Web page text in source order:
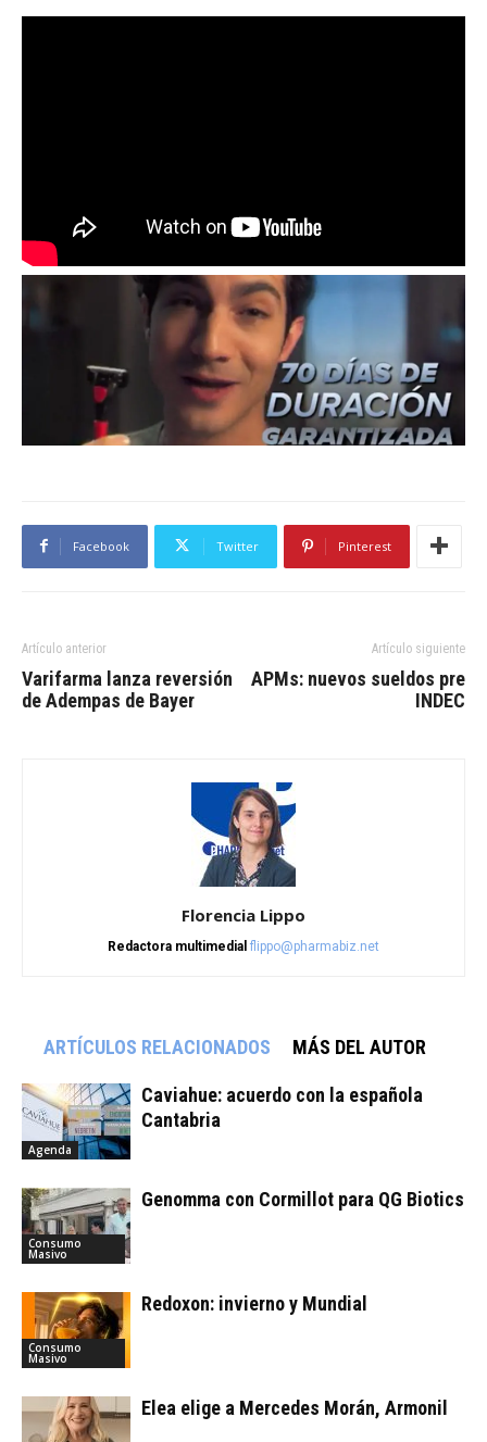
Facebook Twitter Pinterest
Artículo anterior
Varifarma lanza reversión
de Adempas de Bayer
Artículo siguiente
APMs: nuevos sueldos pre
INDEC
Florencia Lippo
Redactora multimedial flippo@pharmabiz.net
ARTÍCULOS RELACIONADOS MÁS DEL AUTOR
Agenda
Caviahue: acuerdo con la española
Cantabria
Consumo
Masivo
Genomma con Cormillot para QG Biotics
Consumo
Masivo
Redoxon: invierno y Mundial
Elea elige a Mercedes Morán, Armonil